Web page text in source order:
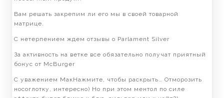
Вам решать закрепим ли его мы в своей товарной
матрице.
С нетерпением ждем отзывы о Parlament Silver
За активность на ветке все обязательно получат приятный
бонус от МcBurger
С уважением МакНажмите, чтобы раскрыть… Отморозить
носоглотку, интересно) Но при этом ментол по силе